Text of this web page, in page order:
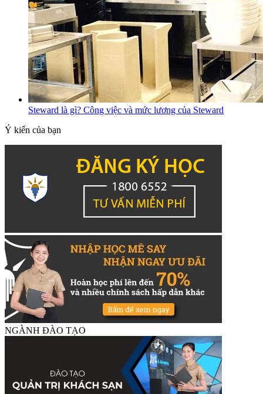
Steward là gì? Công việc và mức lương của Steward
Ý kiến của bạn
NGÀNH ĐÀO TẠO